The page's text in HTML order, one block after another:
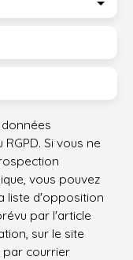
Si vous ne
vous pouvez
liste d'opposition
par l'article
sur le site
par courrier